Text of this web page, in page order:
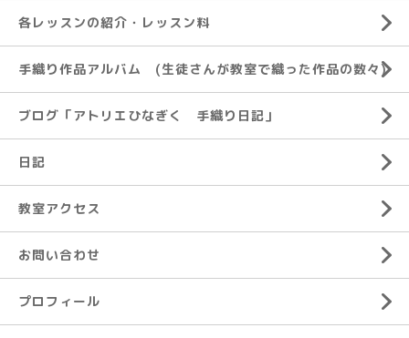
各レッスンの紹介・レッスン料
手織り作品アルバム (生徒さんが教室で織った作品の数々)
ブログ「アトリエひなぎく 手織り日記」
日記
教室アクセス
お問い合わせ
プロフィール